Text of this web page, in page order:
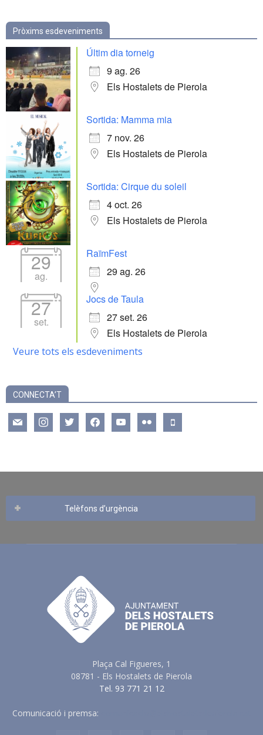
Pròxims esdeveniments
Últim dia torneig
9 ag. 26
Els Hostalets de Pierola
Sortida: Mamma mia
7 nov. 26
Els Hostalets de Pierola
Sortida: Cirque du soleil
4 oct. 26
Els Hostalets de Pierola
29
ag.
RaïmFest
29 ag. 26
27
set.
Jocs de Taula
27 set. 26
Els Hostalets de Pierola
Veure tots els esdeveniments
CONNECTA’T
mail instagramtwitter facebookyoutube flickr mobile
Telèfons d’urgència
Plaça Cal Figueres, 1
08781 - Els Hostalets de Pierola
Tel. 93 771 21 12
Comunicació i premsa: